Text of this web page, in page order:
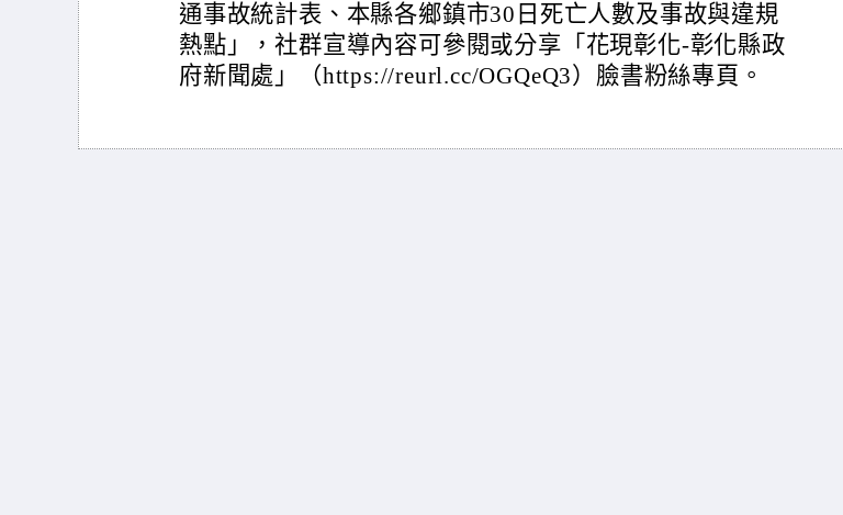
通事故統計表、本縣各鄉鎮市30日死亡人數及事故與違規
熱點」，社群宣導內容可參閱或分享「花現彰化-彰化縣政
府新聞處」（https://reurl.cc/OGQeQ3）臉書粉絲專頁。